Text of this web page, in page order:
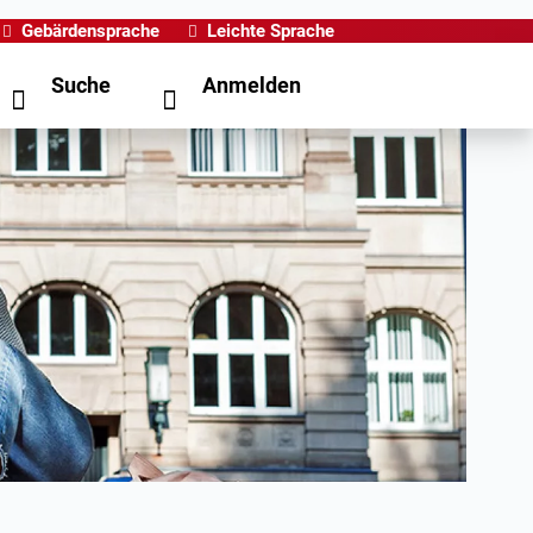
Gebärdensprache Leichte Sprache
Suche Anmelden